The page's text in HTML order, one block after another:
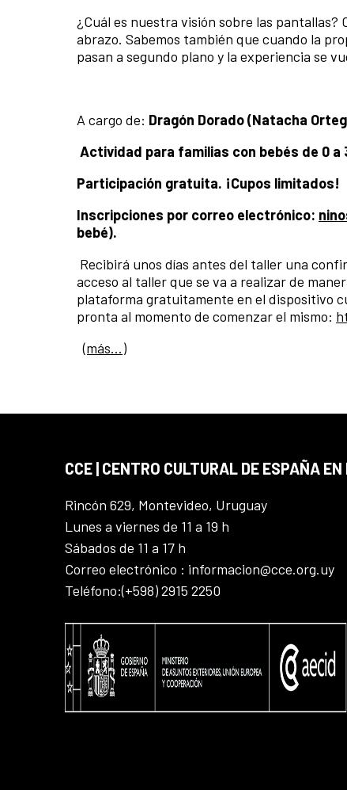
¿Cuál es nuestra visión sobre las pantallas?
abrazo. Sabemos también que cuando la
pasan a segundo plano y la experiencia se
A cargo de: Dragón Dorado (Natacha
Actividad para familias con bebés de 0 a
Participación gratuita. ¡Cupos limitados!
Inscripciones por correo electrónico:
bebé).
Recibirá unos días antes del taller una
acceso al taller que se va a realizar de
plataforma gratuitamente en el dispositivo
pronta al momento de comenzar el mismo:
(más…)
CCE | CENTRO CULTURAL DE ESPAÑA
Rincón 629, Montevideo, Uruguay
Lunes a viernes de 11 a 19 h
Sábados de 11 a 17 h
Correo electrónico : informacion@cce.org.uy
Teléfono:(+598) 2915 2250